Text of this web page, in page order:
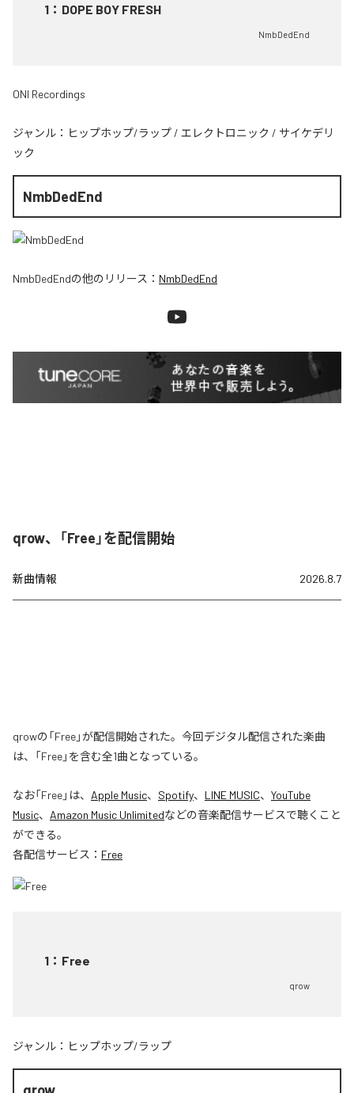
1 ： DOPE BOY FRESH
NmbDedEnd
ONI Recordings
ジャンル： ヒップホップ/ラップ / エレクトロニック / サイケデリ
ック
NmbDedEnd
NmbDedEndの他のリリース： NmbDedEnd
qrow、「Free」を配信開始
新曲情報 2026.8.7
qrowの「Free」が配信開始された。今回デジタル配信された楽曲
は、「Free」を含む全1曲となっている。
なお「Free」は、 Apple Music、 Spotify、 LINE MUSIC、 YouTube
Music、 Amazon Music Unlimitedなどの音楽配信サービスで聴くこと
ができる。
各配信サービス： Free
1 ： Free
qrow
ジャンル： ヒップホップ/ラップ